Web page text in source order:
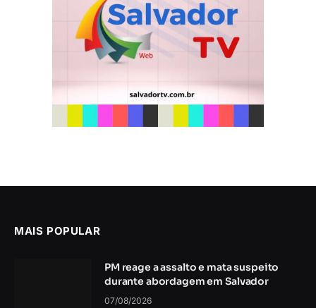
MAIS POPULAR
PM reage a assalto e mata suspeito
durante abordagem em Salvador
07/08/2026